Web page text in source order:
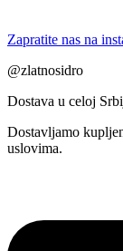
Zapratite nas na
@zlatnosidro
Dostava u celoj
Dostavljamo
uslovima.